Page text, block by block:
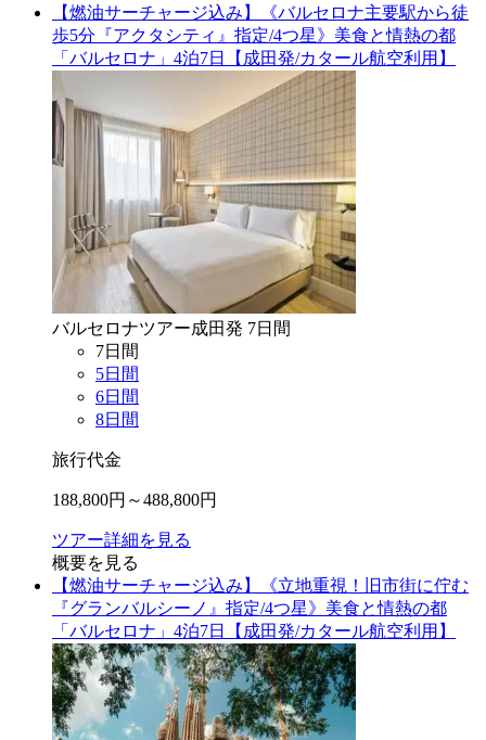
【燃油サーチャージ込み】《バルセロナ主要駅から徒
歩5分『アクタシティ』指定/4つ星》美食と情熱の都
「バルセロナ」4泊7日【成田発/カタール航空利用】
バルセロナツアー成田発 7日間
7日間
5日間
6日間
8日間
旅行代金
188,800円～488,800円
ツアー詳細を見る
概要を見る
【燃油サーチャージ込み】《立地重視！旧市街に佇む
『グランバルシーノ』指定/4つ星》美食と情熱の都
「バルセロナ」4泊7日【成田発/カタール航空利用】